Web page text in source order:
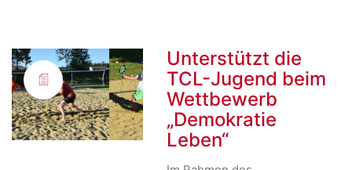
Unterstützt die
TCL-Jugend beim
Wettbewerb
„Demokratie
Leben“